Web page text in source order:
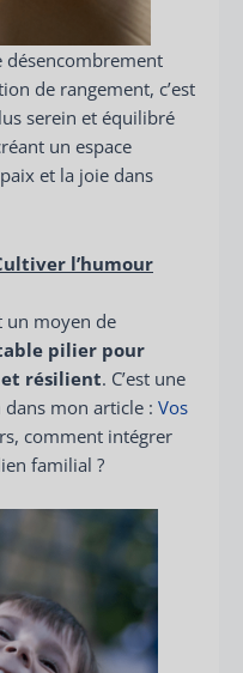
désencombrement
de rangement, c’est
serein et équilibré
un espace
et la joie dans
l’humour
un moyen de
pilier pour
résilient. C’est une
mon article : Vos
comment intégrer
familial ?